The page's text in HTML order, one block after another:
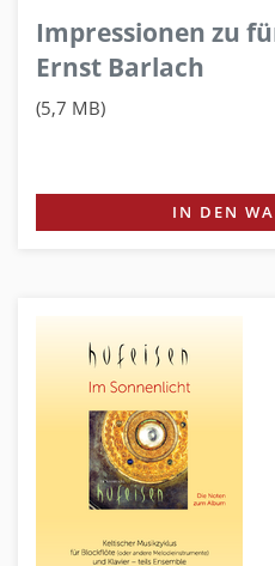
Impressionen zu
Ernst Barlach
(5,7 MB)
IN DEN